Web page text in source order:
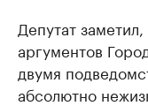
Депутат
аргументов
двумя
абсолютно